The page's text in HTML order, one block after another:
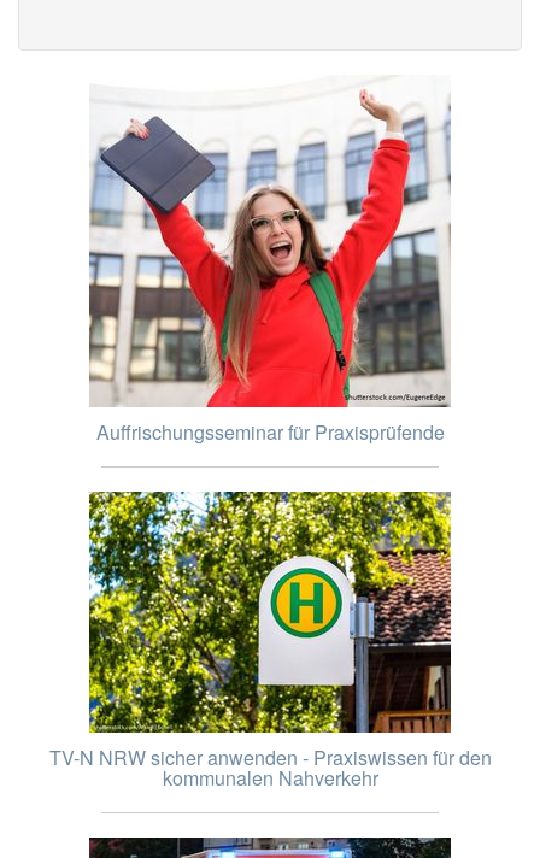
Auffrischungsseminar für Praxisprüfende
TV-N NRW sicher anwenden - Praxiswissen für den
kommunalen Nahverkehr